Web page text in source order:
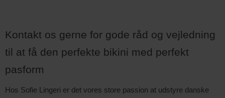
Kontakt os gerne for gode råd og vejledning
til at få den perfekte bikini med perfekt
pasform
Hos Sofie Lingeri er det vores store passion at udstyre danske